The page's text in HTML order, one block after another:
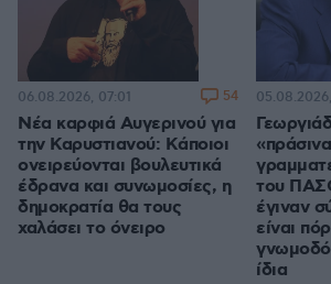
Νέα καρφιά Αυγερινού για
την Καρυστιανού: Kάποιοι
ονειρεύονται βουλευτικά
έδρανα και συνωμοσίες, η
δημοκρατία θα τους
χαλάσει το όνειρο
06.08.2026, 07:01 54
του
έγιναν
είναι
ίδια